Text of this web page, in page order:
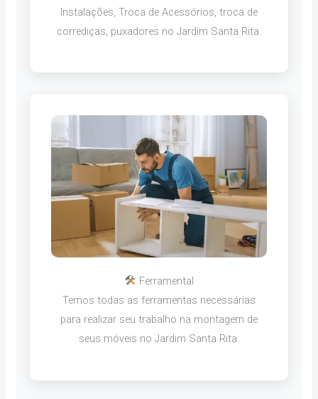
Instalações, Troca de Acessórios, troca de
corrediças, puxadores no Jardim Santa Rita.
Ferramental
Temos todas as ferramentas necessárias
para realizar seu trabalho na montagem de
seus móveis no Jardim Santa Rita.